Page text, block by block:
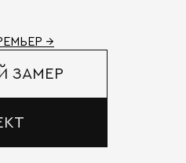
→
ЗАМЕР